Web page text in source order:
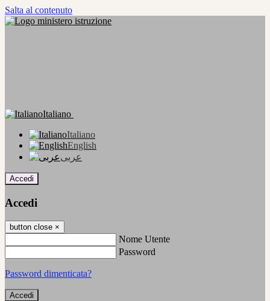
Salta al contenuto
Italiano
Italiano
English
عربى
Accedi
Accedi
button close ×
Nome Utente
Password
Password dimenticata?